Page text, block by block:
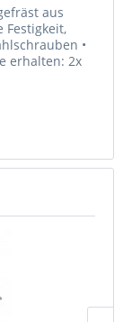
aus
Festigkeit,
•
erhalten: 2x